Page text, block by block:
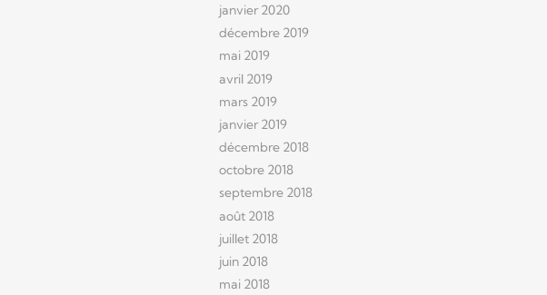
janvier 2020
décembre 2019
mai 2019
avril 2019
mars 2019
janvier 2019
décembre 2018
octobre 2018
septembre 2018
août 2018
juillet 2018
juin 2018
mai 2018